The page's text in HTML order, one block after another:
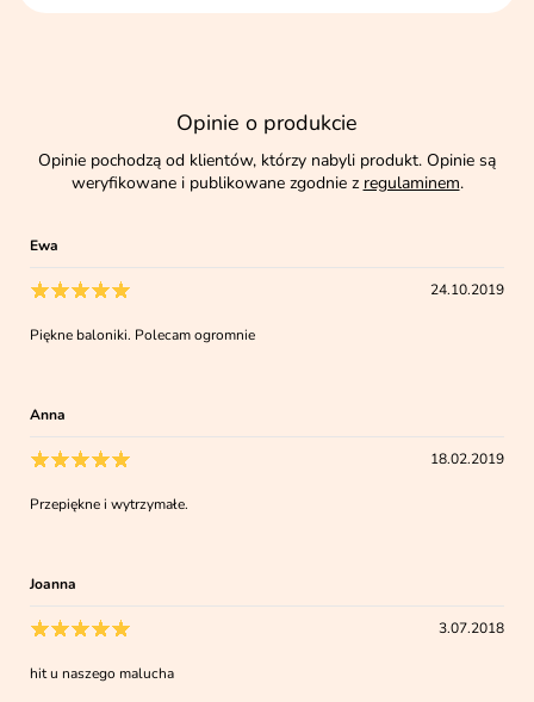
Opinie o produkcie
Opinie pochodzą od klientów, którzy nabyli produkt. Opinie są
weryfikowane i publikowane zgodnie z regulaminem.
Ewa
24.10.2019
Piękne baloniki. Polecam ogromnie
Anna
18.02.2019
Przepiękne i wytrzymałe.
Joanna
3.07.2018
hit u naszego malucha